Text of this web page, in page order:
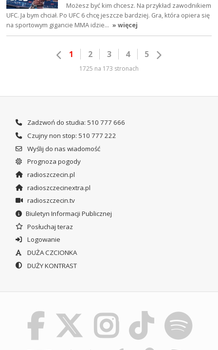
Możesz być kim chcesz. Na przykład zawodnikiem
UFC. Ja bym chciał. Po UFC 6 chcę jeszcze bardziej. Gra, która opiera się
na sportowym gigancie MMA idzie… » więcej
1 2 3 4 5
1725 na 173 stronach
Zadzwoń do studia: 510 777 666
Czujny non stop: 510 777 222
Wyślij do nas wiadomość
Prognoza pogody
radioszczecin.pl
radioszczecinextra.pl
radioszczecin.tv
Biuletyn Informacji Publicznej
Posłuchaj teraz
Logowanie
DUŻA CZCIONKA
DUŻY KONTRAST